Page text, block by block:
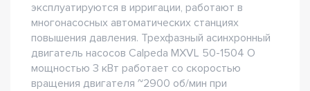
эксплуатируются в ирригации, работают в
многонасосных автоматических станциях
повышения давления. Трехфазный асинхронный
двигатель насосов Сalpeda MXVL 50-1504 O
мощностью 3 кВт работает со скоростью
вращения двигателя ~2900 об/мин при